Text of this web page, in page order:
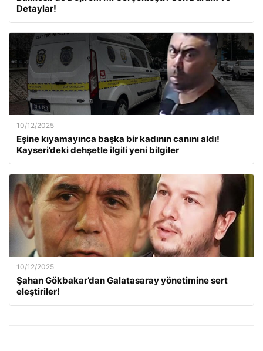
Detaylar!
10/12/2025
Eşine kıyamayınca başka bir kadının canını aldı!
Kayseri’deki dehşetle ilgili yeni bilgiler
10/12/2025
Şahan Gökbakar’dan Galatasaray yönetimine sert
eleştiriler!